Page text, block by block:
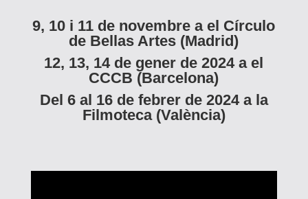
9, 10 i 11 de novembre a el Círculo
de Bellas Artes (Madrid)
12, 13, 14 de gener de 2024 a el
CCCB (Barcelona)
Del 6 al 16 de febrer de 2024 a la
Filmoteca (València)